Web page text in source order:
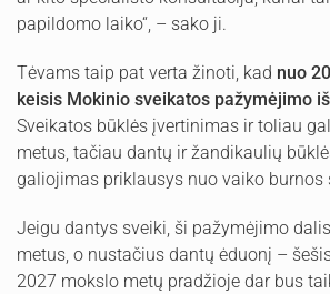
papildomo laiko“, – sako ji.
Tėvams taip pat verta žinoti, kad nuo
keisis Mokinio sveikatos pažymėjimo
Sveikatos būklės įvertinimas ir toliau
metus, tačiau dantų ir žandikaulių
galiojimas priklausys nuo vaiko burnos
Jeigu dantys sveiki, ši pažymėjimo
metus, o nustačius dantų ėduonį –
2027 mokslo metų pradžioje dar bus